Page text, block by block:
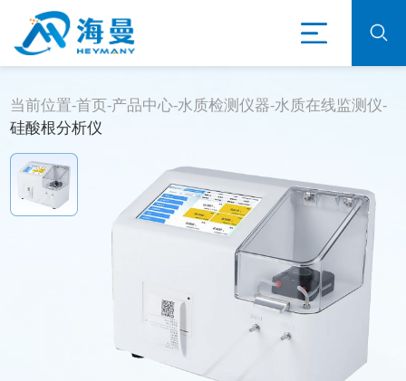
当前位置-首页-产品中心-水质检测仪器-水质在线监测仪-
硅酸根分析仪